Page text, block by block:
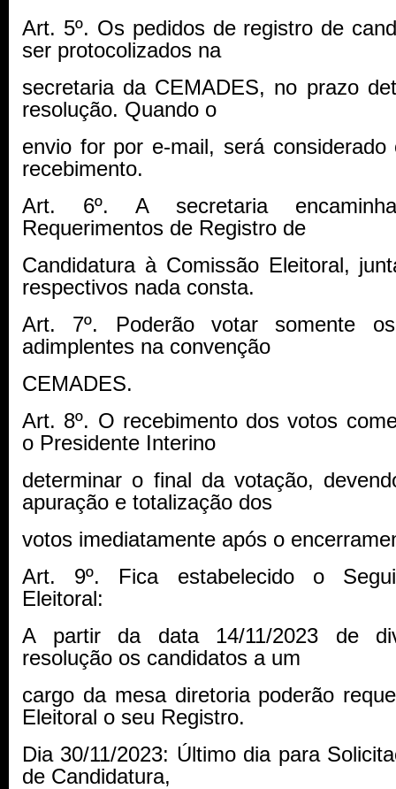
Art. 5º. Os pedidos de registro de
ser protocolizados na
secretaria da CEMADES, no prazo
resolução. Quando o
envio for por e-mail, será
recebimento.
Art. 6º. A secretaria
Requerimentos de Registro de
Candidatura à Comissão Eleitoral,
respectivos nada consta.
Art. 7º. Poderão votar somente os
adimplentes na convenção
CEMADES.
Art. 8º. O recebimento dos votos
o Presidente Interino
determinar o final da votação,
apuração e totalização dos
votos imediatamente após o
Art. 9º. Fica estabelecido o
Eleitoral:
A partir da data 14/11/2023 de
resolução os candidatos a um
cargo da mesa diretoria poderão
Eleitoral o seu Registro.
Dia 30/11/2023: Último dia para
de Candidatura,